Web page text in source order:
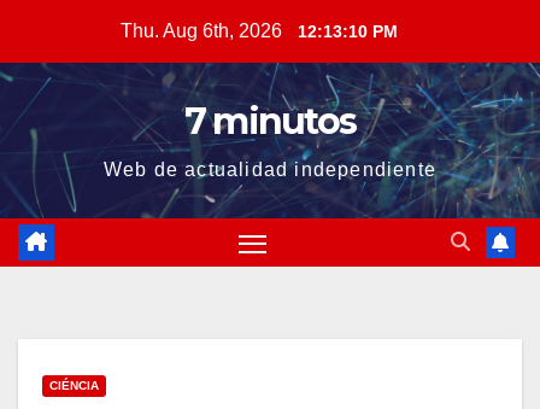
content
Thu. Aug 6th, 2026 12:13:11 PM
7 minutos
Web de actualidad independiente
CIÉNCIA